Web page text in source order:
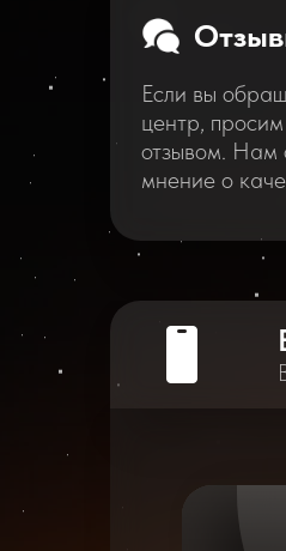
Если вы
центр,
отзывом. Нам
мнение о